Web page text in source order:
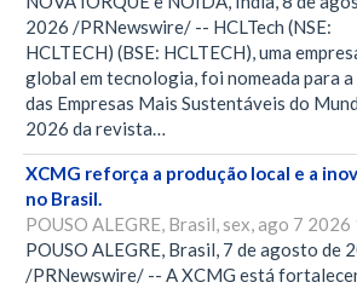
2026 /PRNewswire/ -- HCLTech (NSE:
HCLTECH) (BSE: HCLTECH), uma
global em tecnologia, foi nomeada para
das Empresas Mais Sustentáveis do
2026 da revista…
XCMG reforça a produção local e a
no Brasil.
POUSO ALEGRE, Brasil, sex, ago 7
POUSO ALEGRE, Brasil, 7 de agosto de
/PRNewswire/ -- A XCMG está